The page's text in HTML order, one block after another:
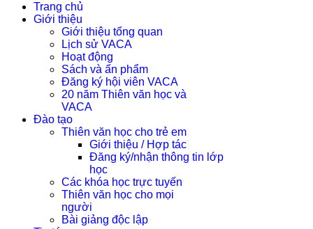
Trang chủ
Giới thiệu
Giới thiệu tổng quan
Lịch sử VACA
Hoạt động
Sách và ấn phẩm
Đăng ký hội viên VACA
20 năm Thiên văn học và
VACA
Đào tạo
Thiên văn học cho trẻ em
Giới thiệu / Hợp tác
Đăng ký/nhận thông tin lớp
học
Các khóa học trực tuyến
Thiên văn học cho mọi
người
Bài giảng độc lập